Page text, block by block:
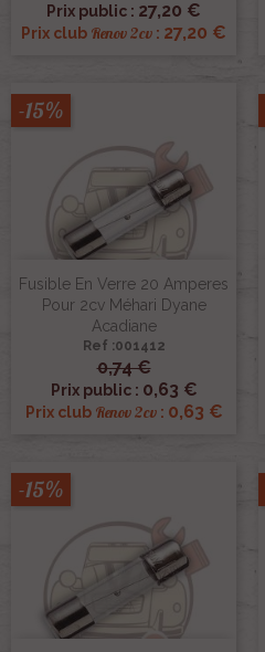
Prix public : 27,20 €
Prix club Renov 2cv : 27,20 €
Fusible En Verre 20 Amperes
Pour 2cv Méhari Dyane
Acadiane
Ref :001412
0,74 €
Prix public : 0,63 €
Prix club Renov 2cv: 0,63 €
-15%
-15%